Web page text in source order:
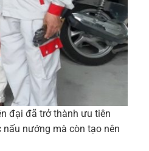
đại đã trở thành ưu tiên
nướng mà còn tạo nên